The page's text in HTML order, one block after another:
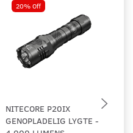
20% Off
NITECORE P20IX
GENOPLADELIG LYGTE -